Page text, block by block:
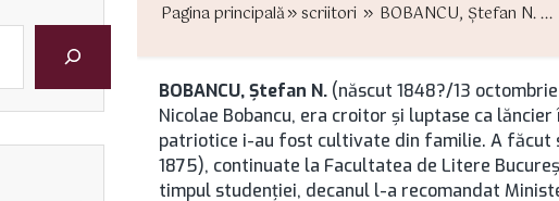
Pagina principală scriitori BOBANCU, Ştefan N. ...
BOBANCU, Ştefan N. (născut 1848?/13
Nicolae Bobancu, era croitor și luptase ca
patriotice i-au fost cultivate din familie. A făcut
1875), continuate la Facultatea de Litere
timpul studenției, decanul l-a recomandat